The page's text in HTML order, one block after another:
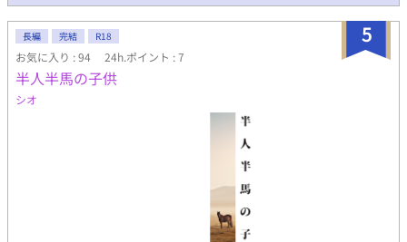
5
長編 完結 R18
お気に入り : 94 24h.ポイント : 7
半人半馬の子供
シオ